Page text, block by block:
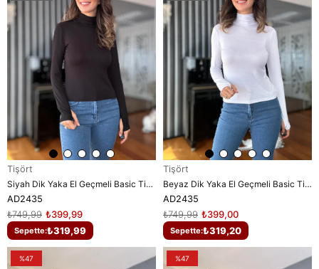
Tişört
Siyah Dik Yaka El Geçmeli Basic Tişört
AD2435
₺399,99
₺749,99
Sepette:₺319,99
Tişört
Beyaz Dik Yaka El Geçmeli Basic Tişört
AD2435
₺399,00
₺749,99
Sepette:₺319,20
%47 %47